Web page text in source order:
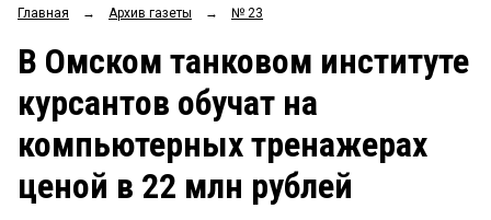
ОБЩЕСТВО
ЗАКОН
НОВОСТИ КОМПАНИЙ
ПРОИСШЕСТВИЯ
Рейтинги
Блоги
Архив
Главная → Архив газеты → № 23
В Омском танковом институте
курсантов обучат на
компьютерных тренажерах
ценой в 22 млн рублей